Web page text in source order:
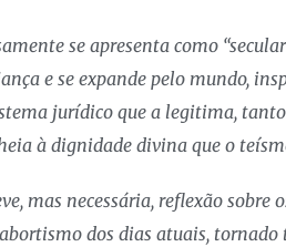
se apresenta como
e se expande pelo mundo,
jurídico que a legitima,
à dignidade divina que o
mas necessária, reflexão sobre
dos dias atuais,